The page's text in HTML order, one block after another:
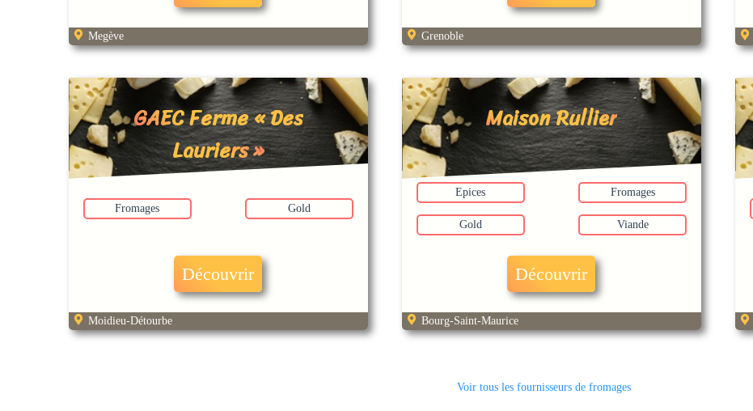
Megève Grenoble
GAEC Ferme « Des
Lauriers »
Fromages Gold
Découvrir
Moidieu-Détourbe
Maison Rullier
Epices Fromages
Gold Viande
Découvrir
Bourg-Saint-Maurice
Voir tous les fournisseurs de fromages